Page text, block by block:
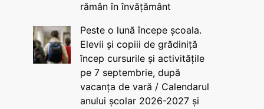
rămân în învățământ
Peste o lună începe școala.
Elevii și copiii de grădiniță
încep cursurile și activitățile
pe 7 septembrie, după
vacanța de vară / Calendarul
anului școlar 2026-2027 și